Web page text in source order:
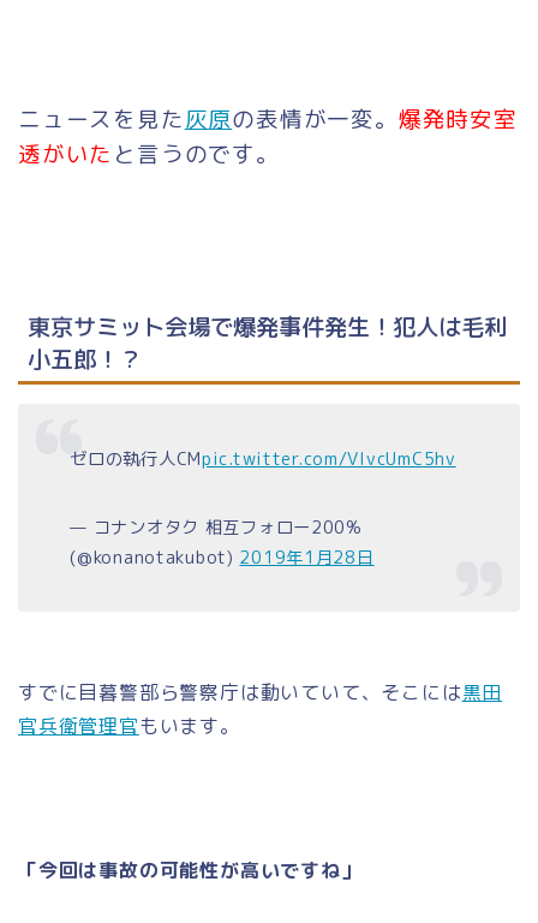
ニュースを見た灰原の表情が一変。 爆発時安室
透がいた と言うのです。
東京サミット会場で爆発事件発生！犯人は毛利
小五郎！？
ゼロの執行人CMpic.twitter.com/VIvcUmC5hv
— コナンオタク 相互フォロー200%
(@konanotakubot) 2019年1月28日
すでに目暮警部ら警察庁は動いていて、そこには黒田
官兵衛管理官もいます。
「今回は事故の可能性が高いですね」